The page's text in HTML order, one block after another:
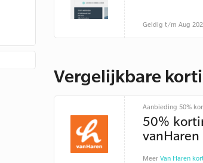
Geldig t/m Aug
Vergelijkbare
Aanbieding 50%
50%
vanHaren
Meer Van Haren